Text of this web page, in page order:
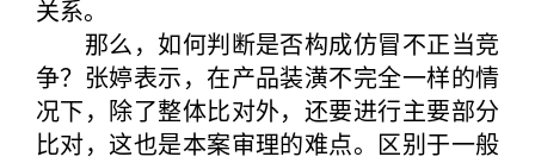
关系。
那么，如何判断是否构成仿冒不正当竞
争？张婷表示，在产品装潢不完全一样的情
况下，除了整体比对外，还要进行主要部分
比对，这也是本案审理的难点。区别于一般